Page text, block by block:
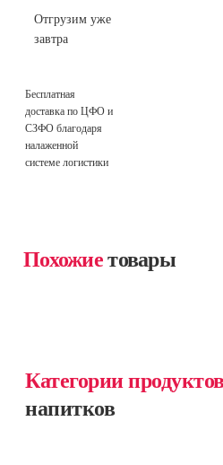
Отгрузим уже
завтра
Бесплатная
доставка по ЦФО и
СЗФО благодаря
налаженной
системе логистики
Похожиетовары
Категории
напитков